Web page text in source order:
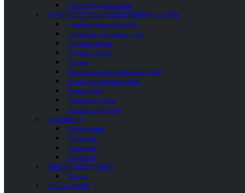
Смесители для раковины
КОМПЛЕКТУЮЩИЕ ДЛЯ ДУШЕВЫХ СИСТЕМ
Гидромассажные форсунки
Держатели для ручного душа
Душевые наборы
Душевые шланги
Изливы
Кронштейны для тропического душа
Ручные гигиенические души
Ручные души
Тропические души
Угловые соединения
РАКОВИНЫ
Встраиваемые
Накладные
Напольные
Подвесные
МЕБЕЛЬ ДЛЯ ВАННОЙ
Зеркала
АКСЕССУАРЫ